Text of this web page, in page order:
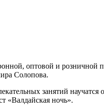
оптовой и розничной
Солопова.
занятий научатся
«Валдайская ночь».